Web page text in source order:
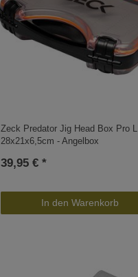
Zeck Predator Jig Head Box Pro L
28x21x6,5cm - Angelbox
39,95 € *
In den Warenkorb